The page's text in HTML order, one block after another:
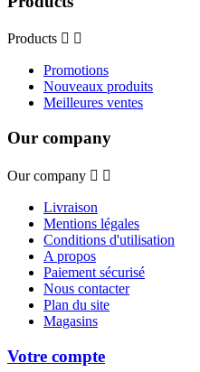
Products  
Promotions
Nouveaux produits
Meilleures ventes
Our company
Our company  
Livraison
Mentions légales
Conditions d'utilisation
A propos
Paiement sécurisé
Nous contacter
Plan du site
Magasins
Votre compte